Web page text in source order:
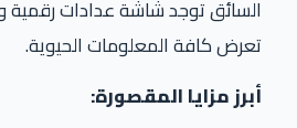
تعرض كافة المعلومات الحيوية.
أبرز مزايا المقصورة: